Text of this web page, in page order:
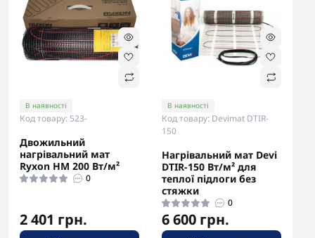
В наявності
Код товару: 523-
Двожильний
нагрівальний мат
Ryxon HM 200 Вт/м²
0
2 401 грн.
В наявності
Код товару: Devimat DTIR-
150
Нагрівальний мат Devi
DTIR-150 Вт/м² для
теплої підлоги без
стяжки
0
6 600 грн.